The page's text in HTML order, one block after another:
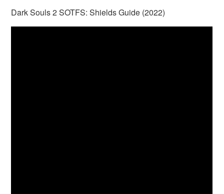
Dark Souls 2 SOTFS: Shields Guide (2022)